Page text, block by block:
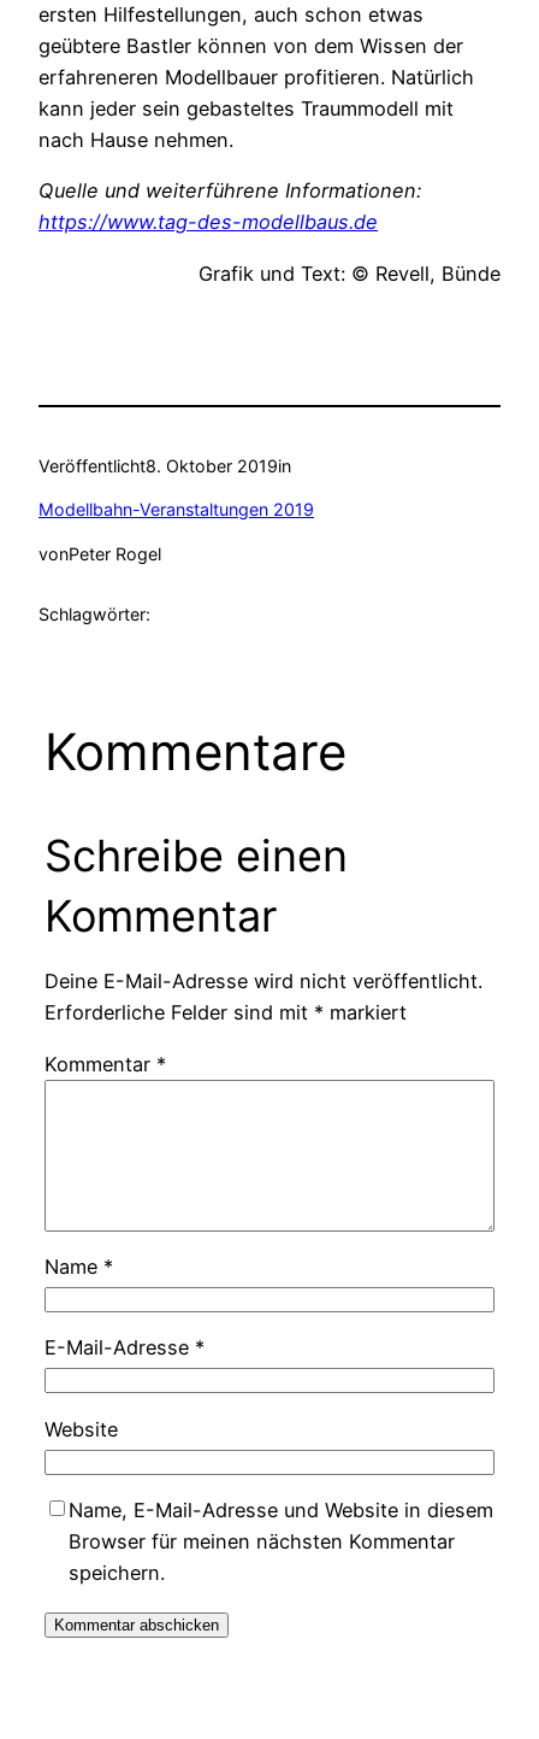
ersten Hilfestellungen, auch schon etwas
geübtere Bastler können von dem Wissen der
erfahreneren Modellbauer profitieren. Natürlich
kann jeder sein gebasteltes Traummodell mit
nach Hause nehmen.
Quelle und weiterführene Informationen:
https://www.tag-des-modellbaus.de
Grafik und Text: © Revell, Bünde
Veröffentlicht8. Oktober 2019in
Modellbahn-Veranstaltungen 2019
vonPeter Rogel
Schlagwörter:
Kommentare
Schreibe einen
Kommentar
Deine E-Mail-Adresse wird nicht veröffentlicht.
Erforderliche Felder sind mit * markiert
Kommentar *
Name *
E-Mail-Adresse *
Website
Name, E-Mail-Adresse und Website in diesem
Browser für meinen nächsten Kommentar
speichern.